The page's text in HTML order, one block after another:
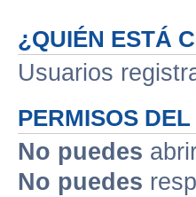
¿QUIÉN ESTÁ
Usuarios
PERMISOS
No puedes
No puedes